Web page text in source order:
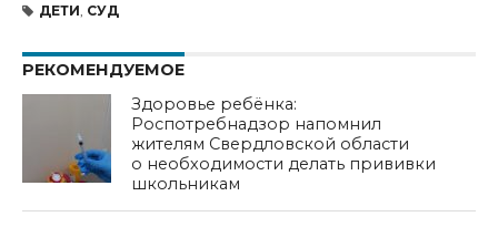
ДЕТИ, СУД
РЕКОМЕНДУЕМОЕ
Здоровье ребёнка:
Роспотребнадзор напомнил
жителям Свердловской области
о необходимости делать прививки
школьникам